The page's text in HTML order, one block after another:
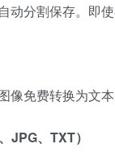
动分割保存。即
像免费转换为文
JPG、TXT）